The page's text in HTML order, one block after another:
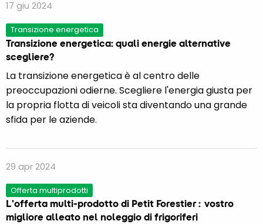
17 giu 2024
Transizione energetica
Transizione energetica: quali energie alternative
scegliere?
La transizione energetica è al centro delle
preoccupazioni odierne. Scegliere l'energia giusta per
la propria flotta di veicoli sta diventando una grande
sfida per le aziende.
29 apr 2024
Offerta multiprodotti
L'offerta multi-prodotto di Petit Forestier : vostro
migliore alleato nel noleggio di frigoriferi